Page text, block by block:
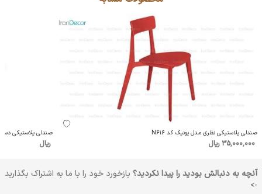
صندلی پلاستیکی نظری مدل یونیک کد N616
35٬000٬000 ریال
صندلی پلاستیکی دسته
ریال
آنچه به دنبالش بودید را پیدا نکردید؟ بازخورد خود را با ما به اشتراک بگذارید
->